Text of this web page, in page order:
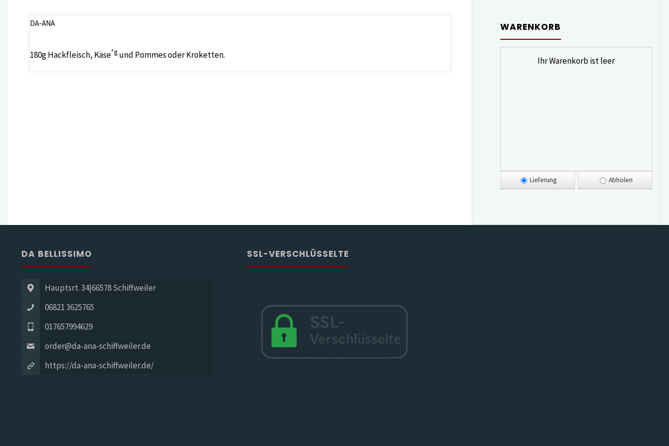
DA-ANA
180g Hackfleisch, Käse*gund Pommes oder Kroketten.
WARENKORB
Ihr Warenkorb ist leer
Lieferung Abholen
DA BELLISSIMO
Hauptsrt. 34|66578 Schiffweiler
06821 3625765
017657994629
order@da-ana-schiffweiler.de
https://da-ana-schiffweiler.de/
SSL-VERSCHLÜSSELTE